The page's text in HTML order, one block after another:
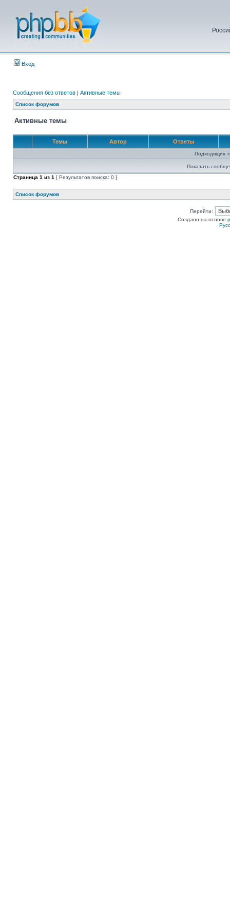
Вход
Сообщения без ответов | Активные темы
Список форумов
Активные темы
Темы Автор Ответы
Подходящих
Показать
Страница 1 из 1 [ Результатов поиска: 0 ]
Список форумов
Перейти:
Создано на основе